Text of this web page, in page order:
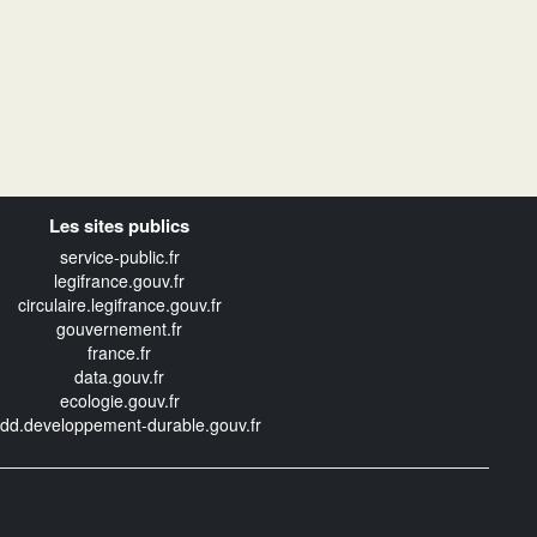
Les sites publics
service-public.fr
legifrance.gouv.fr
circulaire.legifrance.gouv.fr
gouvernement.fr
france.fr
data.gouv.fr
ecologie.gouv.fr
durable.gouv.fr